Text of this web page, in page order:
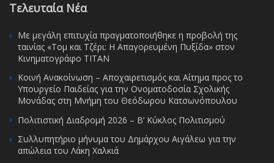
Τελευταία Νέα
Με μεγάλη επιτυχία πραγματοποιήθηκε η προβολή της
ταινίας «Τομ και Τζέρι: Η Απαγορευμένη Πυξίδα» στον
Κινηματογράφο ΤΙΤΑΝ
Κοινή Ανακοίνωση – Αποχαιρετισμός και Αίτημα προς το
Υπουργείο Παιδείας για την Ονοματοδοσία Σχολικής
Μονάδας στη Μνήμη του Θεόδωρου Κατσωνόπουλου
Πολιτιστική Διαδρομή 2026 – Β’ Κύκλος Πολιτισμού
Συλλυπητήριο μήνυμα του Δημάρχου Αιγάλεω για την
απώλεια του Λάκη Χαλκιά